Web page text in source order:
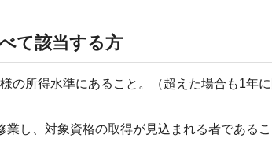
て該当する方
の所得水準にあること。（超えた場合も1年
し、対象資格の取得が見込まれる者であるこ